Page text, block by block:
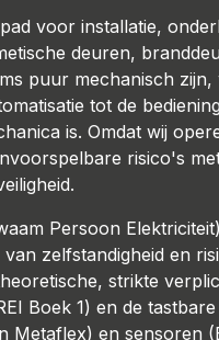
voor installatie,
deuren,
puur mechanisch
tot de
is. Omdat wij
risico's
Persoon
zelfstandigheid en
strikte
Boek 1) en de
Metaflex) en sensoren